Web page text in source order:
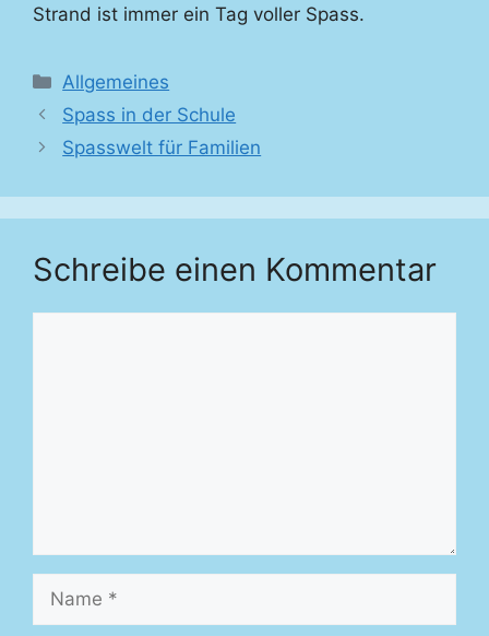
Strand ist immer ein Tag voller Spass.
Kategorien
Allgemeines
Spass in der Schule
Spasswelt für Familien
Schreibe einen Kommentar